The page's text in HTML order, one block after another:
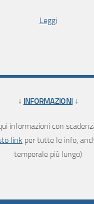
Leggi
↓ INFORMAZIONI ↓
informazioni con
link per tutte le info,
temporale più lungo)